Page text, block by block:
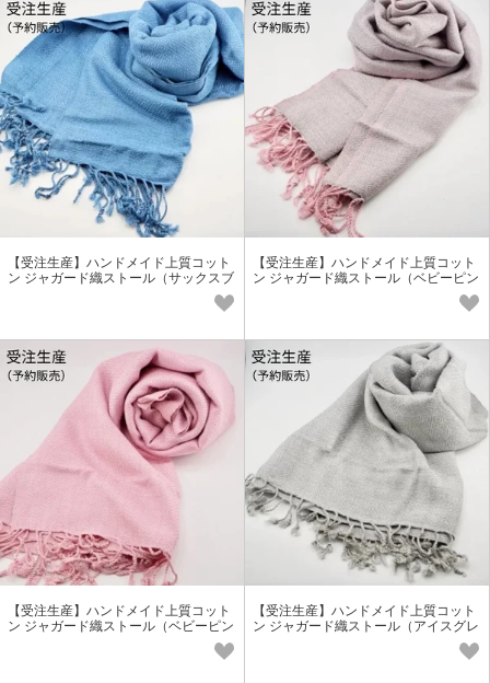
【受注生産】ハンドメイド上質コット
ン ジャガード織ストール（サックスブ
【受注生産】ハンドメイド上質コット
ン ジャガード織ストール（ベビーピン
【受注生産】ハンドメイド上質コット
ン ジャガード織ストール（ベビーピン
【受注生産】ハンドメイド上質コット
ン ジャガード織ストール（アイスグレ